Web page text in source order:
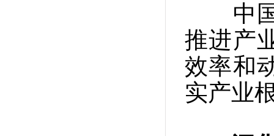
中国
推进产
效率和
实产业